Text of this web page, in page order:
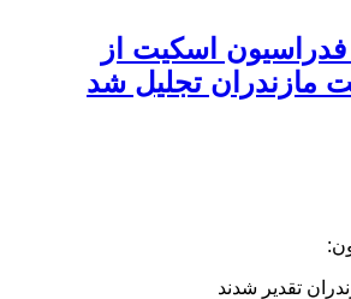
اسکیت از
مازندران تجلیل شد
تقدیر شدند